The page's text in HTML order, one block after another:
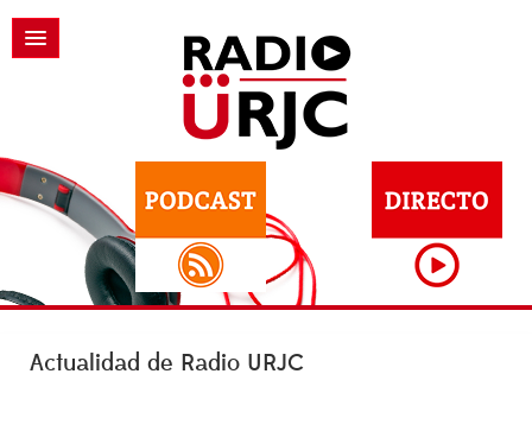
Actualidad de Radio URJC